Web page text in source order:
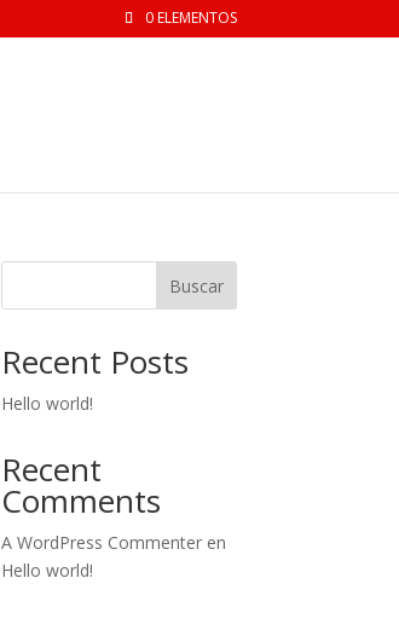
0 ELEMENTOS
Buscar
Recent Posts
Hello world!
Recent
Comments
A WordPress Commenter en
Hello world!